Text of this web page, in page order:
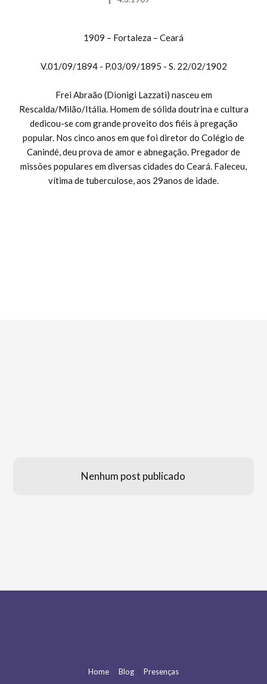
1909 – Fortaleza – Ceará
V.01/09/1894 - P.03/09/1895 - S. 22/02/1902
Frei Abraão (Dionigi Lazzati) nasceu em
Rescalda/Milão/Itália. Homem de sólida doutrina e cultura
dedicou-se com grande proveito dos fiéis à pregação
popular. Nos cinco anos em que foi diretor do Colégio de
Canindé, deu prova de amor e abnegação. Pregador de
missões populares em diversas cidades do Ceará. Faleceu,
vítima de tuberculose, aos 29anos de idade.
Nenhum post publicado
Home Blog Presenças